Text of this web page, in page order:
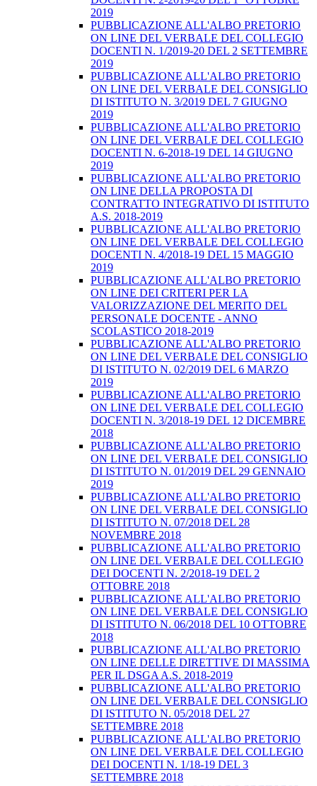
2019
PUBBLICAZIONE ALL'ALBO PRETORIO
ON LINE DEL VERBALE DEL COLLEGIO
DOCENTI N. 1/2019-20 DEL 2 SETTEMBRE
2019
PUBBLICAZIONE ALL'ALBO PRETORIO
ON LINE DEL VERBALE DEL CONSIGLIO
DI ISTITUTO N. 3/2019 DEL 7 GIUGNO
2019
PUBBLICAZIONE ALL'ALBO PRETORIO
ON LINE DEL VERBALE DEL COLLEGIO
DOCENTI N. 6-2018-19 DEL 14 GIUGNO
2019
PUBBLICAZIONE ALL'ALBO PRETORIO
ON LINE DELLA PROPOSTA DI
CONTRATTO INTEGRATIVO DI ISTITUTO
A.S. 2018-2019
PUBBLICAZIONE ALL'ALBO PRETORIO
ON LINE DEL VERBALE DEL COLLEGIO
DOCENTI N. 4/2018-19 DEL 15 MAGGIO
2019
PUBBLICAZIONE ALL'ALBO PRETORIO
ON LINE DEI CRITERI PER LA
VALORIZZAZIONE DEL MERITO DEL
PERSONALE DOCENTE - ANNO
SCOLASTICO 2018-2019
PUBBLICAZIONE ALL'ALBO PRETORIO
ON LINE DEL VERBALE DEL CONSIGLIO
DI ISTITUTO N. 02/2019 DEL 6 MARZO
2019
PUBBLICAZIONE ALL'ALBO PRETORIO
ON LINE DEL VERBALE DEL COLLEGIO
DOCENTI N. 3/2018-19 DEL 12 DICEMBRE
2018
PUBBLICAZIONE ALL'ALBO PRETORIO
ON LINE DEL VERBALE DEL CONSIGLIO
DI ISTITUTO N. 01/2019 DEL 29 GENNAIO
2019
PUBBLICAZIONE ALL'ALBO PRETORIO
ON LINE DEL VERBALE DEL CONSIGLIO
DI ISTITUTO N. 07/2018 DEL 28
NOVEMBRE 2018
PUBBLICAZIONE ALL'ALBO PRETORIO
ON LINE DEL VERBALE DEL COLLEGIO
DEI DOCENTI N. 2/2018-19 DEL 2
OTTOBRE 2018
PUBBLICAZIONE ALL'ALBO PRETORIO
ON LINE DEL VERBALE DEL CONSIGLIO
DI ISTITUTO N. 06/2018 DEL 10 OTTOBRE
2018
PUBBLICAZIONE ALL'ALBO PRETORIO
ON LINE DELLE DIRETTIVE DI MASSIMA
PER IL DSGA A.S. 2018-2019
PUBBLICAZIONE ALL'ALBO PRETORIO
ON LINE DEL VERBALE DEL CONSIGLIO
DI ISTITUTO N. 05/2018 DEL 27
SETTEMBRE 2018
PUBBLICAZIONE ALL'ALBO PRETORIO
ON LINE DEL VERBALE DEL COLLEGIO
DEI DOCENTI N. 1/18-19 DEL 3
SETTEMBRE 2018